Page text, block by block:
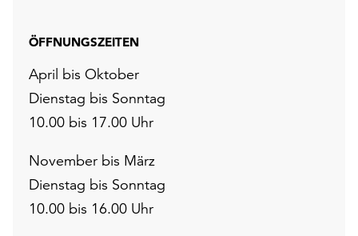
ÖFFNUNGSZEITEN
April bis Oktober
Dienstag bis Sonntag
10.00 bis 17.00 Uhr
November bis März
Dienstag bis Sonntag
10.00 bis 16.00 Uhr